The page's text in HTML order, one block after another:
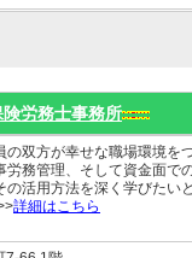
労務士事務所
双方が幸せな職場環境を
務管理、そして資金面で
活用方法を深く学びたい
詳細はこちら